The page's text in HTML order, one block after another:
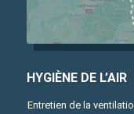
HYGIÈNE DE L’AIR
Entretien de la